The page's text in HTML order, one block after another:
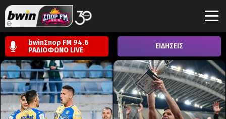
bwinΣπορ FM 94.6
ΡΑΔΙΟΦΩΝΟ LIVE ΕΙΔΗΣΕΙΣ